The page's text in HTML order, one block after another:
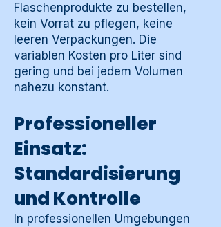
Flaschenprodukte zu bestellen,
kein Vorrat zu pflegen, keine
leeren Verpackungen. Die
variablen Kosten pro Liter sind
gering und bei jedem Volumen
nahezu konstant.
Professioneller
Einsatz:
Standardisierung
und Kontrolle
In professionellen Umgebungen